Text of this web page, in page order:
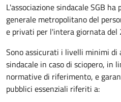
L'associazione sindacale SGB
generale metropolitano del
e privati per l'intera giornata del
Sono assicurati i livelli minimi di
sindacale in caso di sciopero, in
normative di riferimento, e
pubblici essenziali riferiti a: